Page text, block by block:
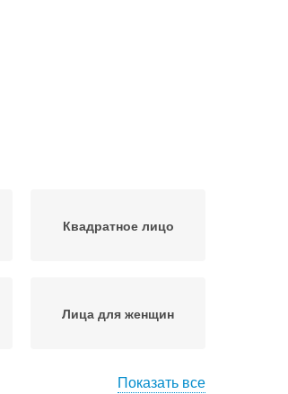
Квадратное лицо
Лица для женщин
Показать все